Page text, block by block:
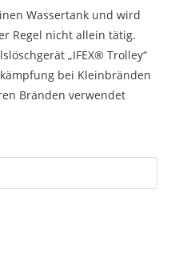
Wassertank und wird
Regel nicht allein tätig.
„IFEX® Trolley“
bei Kleinbränden
Bränden verwendet